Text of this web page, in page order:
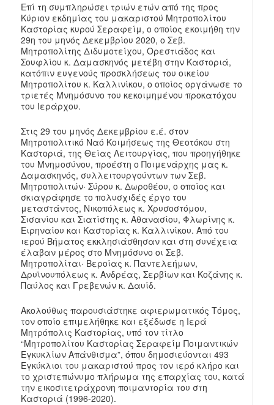
Επί τη συμπληρώσει τριών ετών από της προς
Κύριον εκδημίας του μακαριστού Μητροπολίτου
Καστορίας κυρού Σεραφείμ, ο οποίος εκοιμήθη την
29η του μηνός Δεκεμβρίου 2020, ο Σεβ.
Μητροπολίτης Διδυμοτείχου, Ορεστιάδος και
Σουφλίου κ. Δαμασκηνός μετέβη στην Καστοριά,
κατόπιν ευγενούς προσκλήσεως του οικείου
Μητροπολίτου κ. Καλλινίκου, ο οποίος οργάνωσε το
τριετές Μνημόσυνο του κεκοιμημένου προκατόχου
του Ιεράρχου.
Στις 29 του μηνός Δεκεμβρίου ε.έ. στον
Μητροπολιτικό Ναό Κοιμήσεως της Θεοτόκου στη
Καστοριά, της Θείας Λειτουργίας, που προηγήθηκε
του Μνημοσύνου, προέστη ο Ποιμενάρχης μας κ.
Δαμασκηνός, συλλειτουργούντων των Σεβ.
Μητροπολιτών· Σύρου κ. Δωροθέου, ο οποίος και
σκιαγράφησε το πολυσχιδές έργο του
μεταστάντος, Νικοπόλεως κ. Χρυσοστόμου,
Σισανίου και Σιατίστης κ. Αθανασίου, Φλωρίνης κ.
Ειρηναίου και Καστορίας κ. Καλλινίκου. Από του
ιερού Βήματος εκκλησιάσθησαν και στη συνέχεια
έλαβαν μέρος στο Μνημόσυνο οι Σεβ.
Μητροπολίται· Βεροίας κ. Παντελεήμων,
Δρυϊνουπόλεως κ. Ανδρέας, Σερβίων και Κοζάνης κ.
Παύλος και Γρεβενών κ. Δαυίδ.
Ακολούθως παρουσιάστηκε αφιερωματικός Τόμος,
τον οποίο επιμελήθηκε και εξέδωσε η Ιερά
Μητρόπολις Καστορίας, υπό τον τίτλο
“Μητροπολίτου Καστορίας Σεραφείμ Ποιμαντικών
Εγκυκλίων Απάνθισμα”, όπου δημοσιεύονται 493
Εγκύκλιοι του μακαριστού προς τον ιερό κλήρο και
το χριστεπώνυμο πλήρωμα της επαρχίας του, κατά
την εικοσιτετράχρονη ποιμαντορία του στη
Καστοριά (1996-2020).